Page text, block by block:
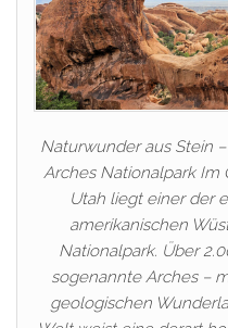
Naturwunder aus Stein
Arches Nationalpark Im
Utah liegt einer der
amerikanischen
Nationalpark. Über
sogenannte Arches –
geologischen